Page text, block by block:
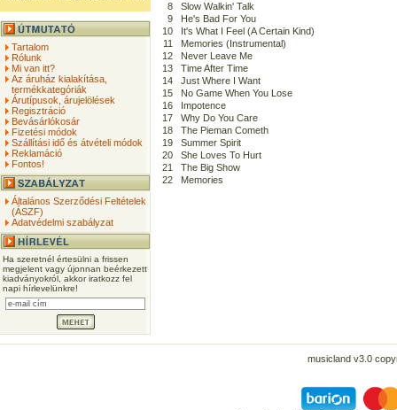
Tartalom
Rólunk
Mi van itt?
Az áruház kialakítása,
termékkategóriák
Árutípusok, árujelölések
Regisztráció
Bevásárlókosár
Fizetési módok
Szállítási idő és átvételi módok
Reklamáció
Fontos!
Általános Szerződési Feltételek
(ÁSZF)
Adatvédelmi szabályzat
Ha szeretnél értesülni a frissen
megjelent vagy újonnan beérkezett
kiadványokról, akkor iratkozz fel
napi hírlevelünkre!
8
Slow Walkin' Talk
9
He's Bad For You
10
It's What I Feel (A Certain Kind)
11
Memories (Instrumental)
12
Never Leave Me
13
Time After Time
14
Just Where I Want
15
No Game When You Lose
16
Impotence
17
Why Do You Care
18
The Pieman Cometh
19
Summer Spirit
20
She Loves To Hurt
21
The Big Show
22
Memories
musicland v3.0